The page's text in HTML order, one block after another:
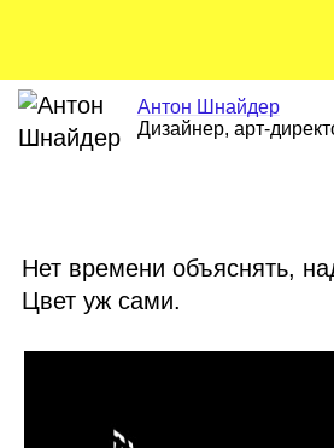
Антон Шнайдер
Дизайнер,
Нет времени объяснять,
Цвет уж сами.